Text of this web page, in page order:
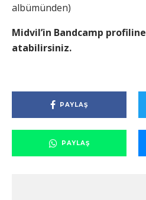
albümünden)
Midvil’in Bandcamp profiline
atabilirsiniz.
PAYLAŞ
PAYLAŞ